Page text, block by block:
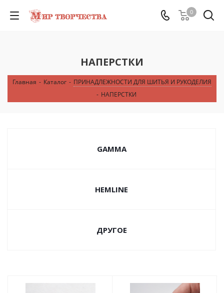
0
НАПЕРСТКИ
Главная - Каталог - ПРИНАДЛЕЖНОСТИ ДЛЯ ШИТЬЯ И РУКОДЕЛИЯ
- НАПЕРСТКИ
GAMMA
HEMLINE
ДРУГОЕ